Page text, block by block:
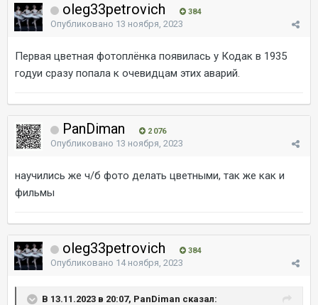
oleg33petrovich 384
Опубликовано 13 ноября, 2023
Первая цветная фотоплёнка появилась у Кодак в 1935
годуи сразу попала к очевидцам этих аварий.
PanDiman 2 076
Опубликовано 13 ноября, 2023
научились же ч/б фото делать цветными, так же как и
фильмы
oleg33petrovich 384
Опубликовано 14 ноября, 2023
В 13.11.2023 в 20:07, PanDiman сказал: